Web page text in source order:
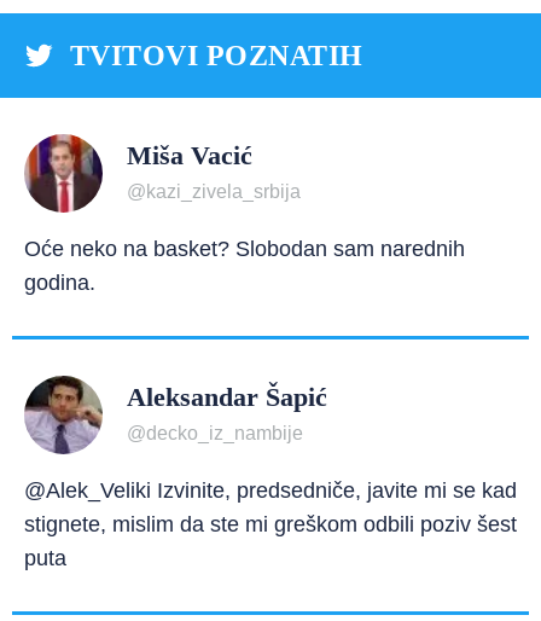
TVITOVI POZNATIH
Miša Vacić
@kazi_zivela_srbija
Oće neko na basket? Slobodan sam narednih
godina.
Aleksandar Šapić
@decko_iz_nambije
@Alek_Veliki Izvinite, predsedniče, javite mi se kad
stignete, mislim da ste mi greškom odbili poziv šest
puta